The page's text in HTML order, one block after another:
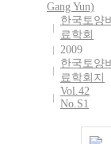
Gang Yun)
한국토양
료학회
2009
한국토양
료학회지
Vol.42
No.S1